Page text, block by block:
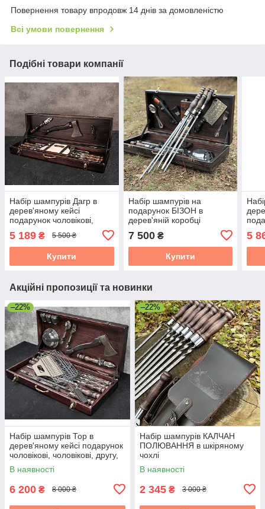
Повернення товару впродовж 14 днів за домовленістю
Всі умови повернення
Подібні товари компанії
Набір шампурів Дагр в
дерев'яному кейсі
подарунок чоловікові,
5 189 ₴ 5 500 ₴
Купити
Набір шампурів на
подарунок БІЗОН в
дерев'яній коробці
7 500₴
Купити
5
Акційні пропозиції та новинки
–22%
Набір шампурів Тор в
дерев'яному кейсі подарунок
чоловікові, чоловікові, другу,
шефу
В наявності
6 200 ₴ 8 000 ₴
–22%
Набір шампурів КАЛЧАН
ПОЛЮВАННЯ в шкіряному
чохлі
В наявності
2 345 ₴ 3 000 ₴